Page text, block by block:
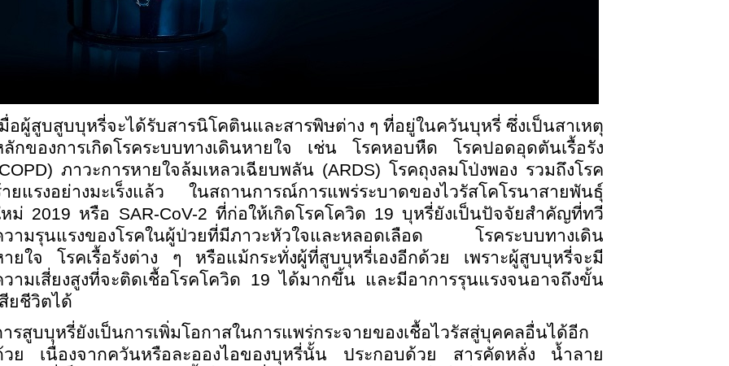
อผู้สูบสูบบุหรี่จะได้รับสารนิโคตินและสารพิษต่าง ๆ ที่อยู่ในควันบุหรี่ ซึ่งเป็นสาเหตุ
กของการเกิดโรคระบบทางเดินหายใจ เช่น โรคหอบหืด โรคปอดอุดตันเรื้อรัง
ภาวะการหายใจล้มเหลวเฉียบพลัน (ARDS) โรคถุงลมโป่งพอง รวมถึงโรค
ยแรงอย่างมะเร็งแล้ว ในสถานการณ์การแพร่ระบาดของไวรัสโคโรนาสายพันธุ์
ม่ 2019 หรือ SAR-CoV-2 ที่ก่อให้เกิดโรคโควิด 19 บุหรี่ยังเป็นปัจจัยสำคัญที่ทวี
วามรุนแรงของโรคในผู้ป่วยที่มีภาวะหัวใจและหลอดเลือด โรคระบบทางเดิน
ยใจ โรคเรื้อรังต่าง ๆ หรือแม้กระทั่งผู้ที่สูบบุหรี่เองอีกด้วย เพราะผู้สูบบุหรี่จะมี
ามเสี่ยงสูงที่จะติดเชื้อโรคโควิด 19 ได้มากขึ้น และมีอาการรุนแรงจนอาจถึงขั้น
ยชีวิตได้
รสูบบุหรี่ยังเป็นการเพิ่มโอกาสในการแพร่กระจายของเชื้อไวรัสสู่บุคคลอื่นได้อีก
วย เนื่องจากควันหรือละอองไอของบุหรี่นั้น ประกอบด้วย สารคัดหลั่ง น้ำลาย